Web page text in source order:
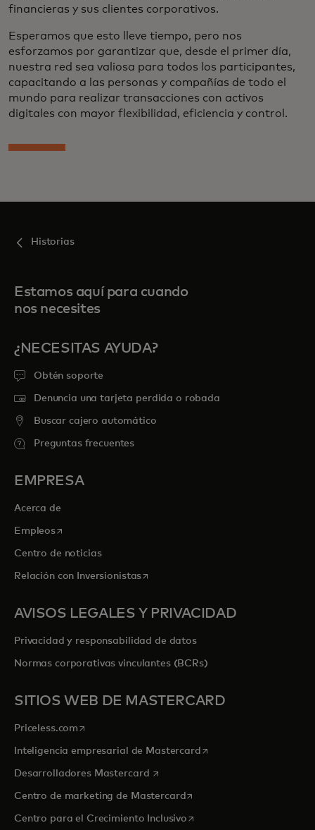
financieras y sus clientes corporativos.
Esperamos que esto lleve tiempo, pero nos
esforzamos por garantizar que, desde el primer día,
nuestra red sea valiosa para todos los participantes,
capacitando a las personas y compañías de todo el
mundo para realizar transacciones con activos
digitales con mayor flexibilidad, eficiencia y control.
Historias
Estamos aquí para cuando
nos necesites
¿NECESITAS AYUDA?
Obtén soporte
Denuncia una tarjeta perdida o robada
Buscar cajero automático
Preguntas frecuentes
EMPRESA
Acerca de
Empleosse abre en una pestaña nueva
Centro de noticias
Relación con Inversionistasse abre en una pestaña nueva
AVISOS LEGALES Y PRIVACIDAD
Privacidad y responsabilidad de datos
Normas corporativas vinculantes (BCRs)
SITIOS WEB DE MASTERCARD
Priceless.com se abre en una pestaña nueva
Inteligencia empresarial de Mastercardse abre en una pestaña
Desarrolladores Mastercard se abre en una pestaña nueva
Centro de marketing de Mastercardse abre en una pestaña
Centro para el Crecimiento Inclusivose abre en una pestaña